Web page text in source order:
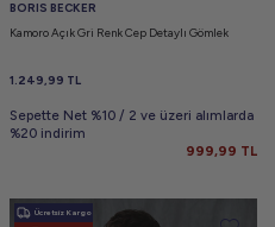
BORIS BECKER
Kamoro Açık Gri Renk Cep Detaylı Gömlek
1.249,99 TL
Sepette Net %10 / 2 ve üzeri alımlarda
%20 indirim
999,99 TL
Ücretsiz Kargo